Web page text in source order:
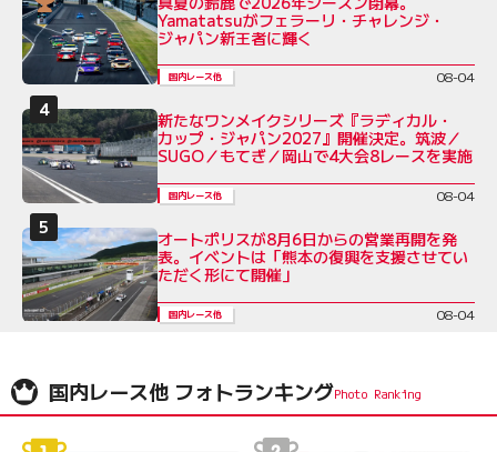
Yamatatsuがフェラーリ・チャレンジ・
ジャパン新王者に輝く
国内レース他 08-04
新たなワンメイクシリーズ『ラディカル・
カップ・ジャパン2027』開催決定。筑波／
SUGO／もてぎ／岡山で4大会8レースを実施
国内レース他 08-04
オートポリスが8月6日からの営業再開を発
表。イベントは「熊本の復興を支援させてい
ただく形にて開催」
国内レース他 08-04
国内レース他 フォトランキング